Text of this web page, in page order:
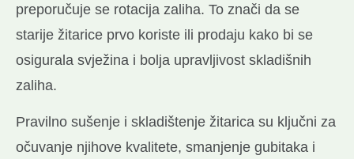
preporučuje se rotacija zaliha. To znači da se
starije žitarice prvo koriste ili prodaju kako bi se
osigurala svježina i bolja upravljivost skladišnih
zaliha.
Pravilno sušenje i skladištenje žitarica su ključni za
očuvanje njihove kvalitete, smanjenje gubitaka i